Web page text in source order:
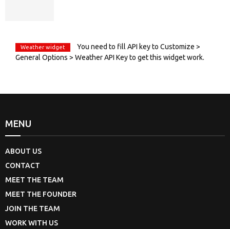
Weather widget
You need to fill API key to Customize >
General Options > Weather API Key to get this widget work.
MENU
ABOUT US
CONTACT
MEET THE TEAM
MEET THE FOUNDER
JOIN THE TEAM
WORK WITH US